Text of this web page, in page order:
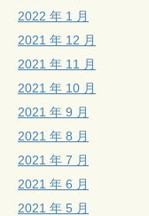
2022 年 1 月
2021 年 12 月
2021 年 11 月
2021 年 10 月
2021 年 9 月
2021 年 8 月
2021 年 7 月
2021 年 6 月
2021 年 5 月